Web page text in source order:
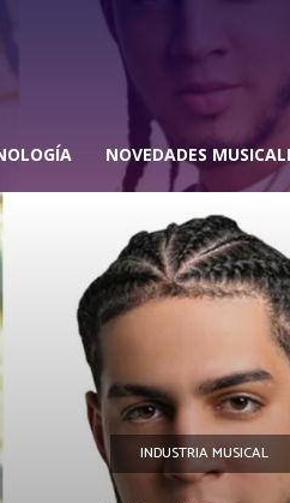
NOVEDADES
INDUSTRIA MUSICAL